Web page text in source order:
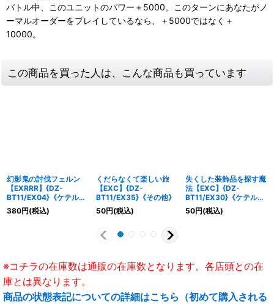
バトル中、このユニットのパワー＋5000。このターンにあなたがノ
ーマルオーダーをプレイしているなら、＋5000ではなく＋
10000。
この商品を買った人は、こんな商品も買っています
幻影鬼の討伐フェルン
【EXRRR】{DZ-
BT11/EX04}《ケテルサ
ンクチュアリ》
380円(税込)
くだらなくて楽しい旅
【EXC】{DZ-
BT11/EX35}《その他》
50円(税込)
失くした装飾品を探す魔
法【EXC】{DZ-
BT11/EX30}《ケテルサ
ンクチュアリ》
50円(税込)
※コチラの在庫数は通販の在庫数となります。各店頭との在
庫とは異なります。
商品の状態表記についての詳細はこちら（初めて購入される